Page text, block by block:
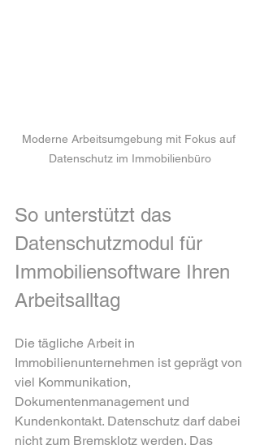
Moderne Arbeitsumgebung mit Fokus auf
Datenschutz im Immobilienbüro
So unterstützt das
Datenschutzmodul für
Immobiliensoftware Ihren
Arbeitsalltag
Die tägliche Arbeit in
Immobilienunternehmen ist geprägt von
viel Kommunikation,
Dokumentenmanagement und
Kundenkontakt. Datenschutz darf dabei
nicht zum Bremsklotz werden. Das